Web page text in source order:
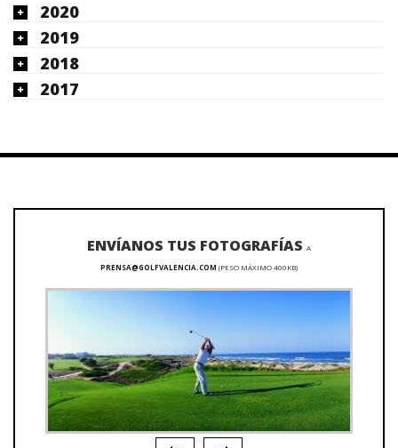
2020
2019
2018
2017
ENVÍANOS TUS FOTOGRAFÍAS A
PRENSA@GOLFVALENCIA.COM (PESO MÁXIMO 400KB)